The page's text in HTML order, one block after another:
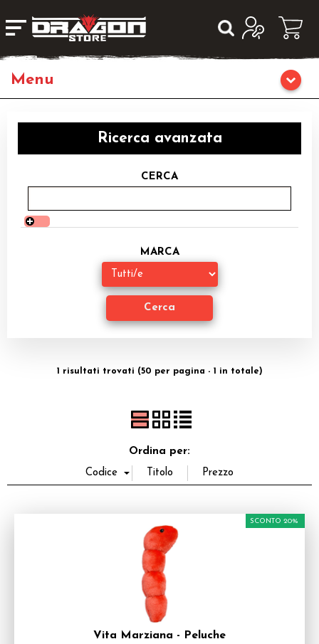
Giochi di Ruolo
Librigame
Fumetti & Romanzi
Giochi di Carte Collezionabili
Accessori
Ricerca avanzata
CERCA
MARCA
1 risultati trovati (50 per pagina - 1 in totale)
Ordina per:
Vita Marziana - Peluche
SCONTO 20%